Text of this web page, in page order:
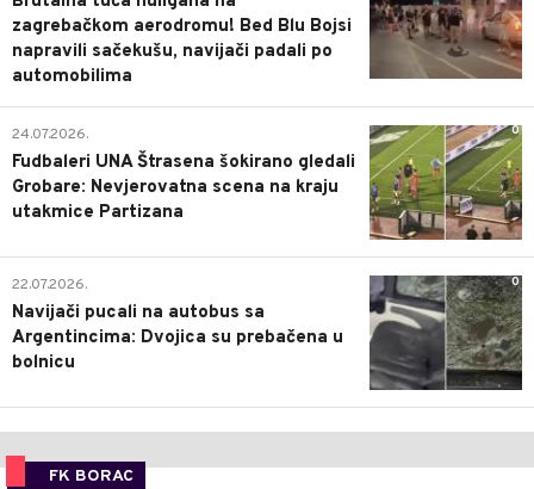
zagrebačkom aerodromu! Bed Blu Bojsi
napravili sačekušu, navijači padali po
automobilima
0
24.07.2026.
Fudbaleri UNA Štrasena šokirano gledali
Grobare: Nevjerovatna scena na kraju
utakmice Partizana
0
22.07.2026.
Navijači pucali na autobus sa
Argentincima: Dvojica su prebačena u
bolnicu
FK BORAC